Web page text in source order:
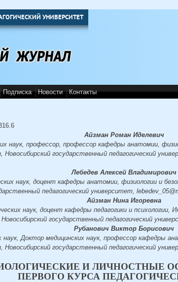
УНИВЕРСИТЕТ
Подписка Новости Контакты
Айзман Роман Иделевич
наук, профессор, профессор кафедры анатомии,
государственный педагогический
Лебедев Алексей Владимирович
наук, доцент кафедры анатомии, физиологии и
педагогический университет,
Айзман Нина Игоревна
наук, доцент кафедры педагогики и
Новосибирский государственный педагогический
Рубанович Виктор Борисович
наук, Доктор медицинских наук, профессор кафедры
государственный педагогический
И ЛИЧНОСТНЫЕ
ПЕРВОГО КУРСА